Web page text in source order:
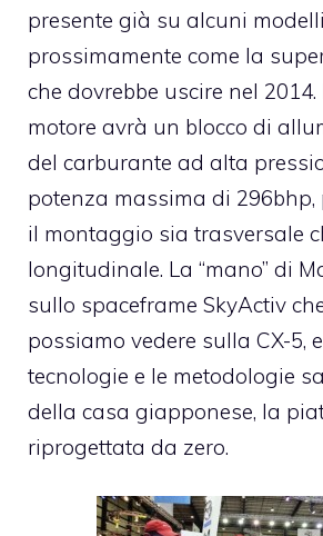
presente già su alcuni
prossimamente come la
che dovrebbe uscire nel
motore avrà un blocco di
del carburante ad alta
potenza massima di
il montaggio sia trasversale
longitudinale. La “mano” di
sullo spaceframe SkyActiv
possiamo vedere sulla CX-5,
tecnologie e le metodologie
della casa giapponese, la
riprogettata da zero.